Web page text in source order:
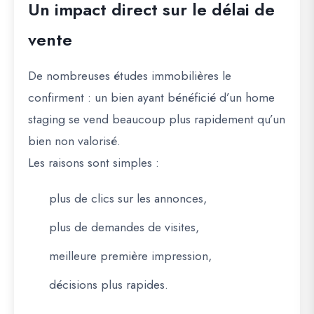
Un impact direct sur le délai de
vente
De nombreuses études immobilières le
confirment : un bien ayant bénéficié d’un home
staging se vend beaucoup plus rapidementqu’un
bien non valorisé.
Les raisons sont simples :
plus de clics sur les annonces,
plus de demandes de visites,
meilleure première impression,
décisions plus rapides.